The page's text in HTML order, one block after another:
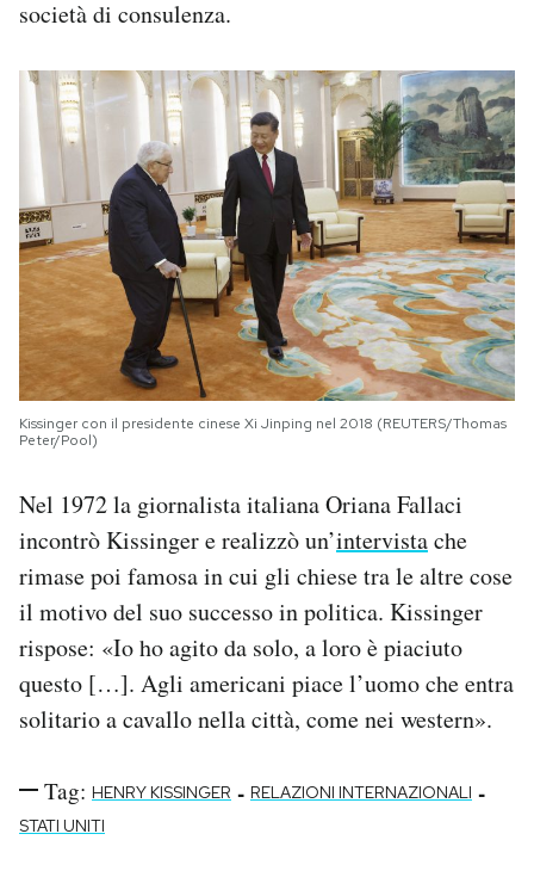
società di consulenza.
Kissinger con il presidente cinese Xi Jinping nel 2018 (REUTERS/Thomas
Peter/Pool)
Nel 1972 la giornalista italiana Oriana Fallaci
incontrò Kissinger e realizzò un’intervistache
rimase poi famosa in cui gli chiese tra le altre cose
il motivo del suo successo in politica. Kissinger
rispose: «Io ho agito da solo, a loro è piaciuto
questo […]. Agli americani piace l’uomo che entra
solitario a cavallo nella città, come nei western».
Tag: HENRY KISSINGER - RELAZIONI INTERNAZIONALI -
STATI UNITI